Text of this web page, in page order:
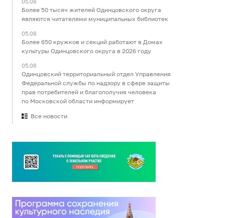
05.08
Более 50 тысяч жителей Одинцовского округа
являются читателями муниципальных библиотек
05.08
Более 650 кружков и секций работают в Домах
культуры Одинцовского округа в 2026 году
05.08
Одинцовский территориальный отдел Управления
Федеральной службы по надзору в сфере защиты
прав потребителей и благополучия человека
по Московской области информирует
Все новости